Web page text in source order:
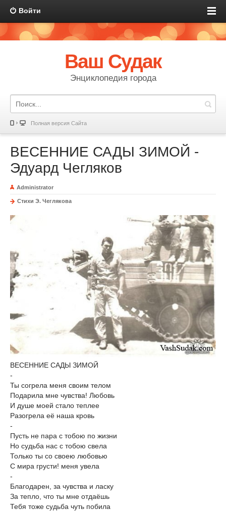
Войти
Ваш Судак
Энциклопедия города
Полная версия Сайта
ВЕСЕННИЕ САДЫ ЗИМОЙ -
Эдуард Чегляков
Administrator
Стихи Э. Чеглякова
ВЕСЕННИЕ САДЫ ЗИМОЙ
-
Ты согрела меня своим телом
Подарила мне чувства! Любовь
И душе моей стало теплее
Разогрела её наша кровь
-
Пусть не пара с тобою по жизни
Но судьба нас с тобою свела
Только ты со своею любовью
С мира грусти! меня увела
-
Благодарен, за чувства и ласку
За тепло, что ты мне отдаёшь
Тебя тоже судьба чуть побила